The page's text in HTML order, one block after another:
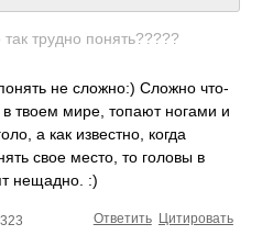
трудно понять?????
не сложно:) Сложно что-
в твоем мире, топают ногами и
а как известно, когда
свое место, то головы в
нещадно. :)
Цитировать
Ответить